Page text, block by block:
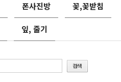
폰사진방 꽃,꽃받침
잎, 줄기